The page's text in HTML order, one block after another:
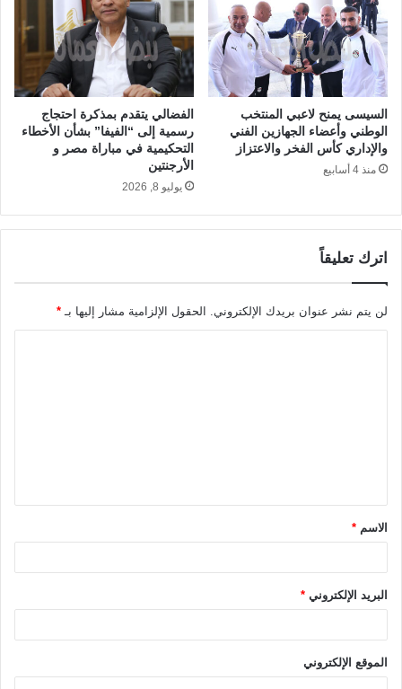
السيسى يمنح لاعبي المنتخب
الوطني وأعضاء الجهازين الفني
والإداري كأس الفخر والاعتزاز
منذ 4 أسابيع
الفضالي يتقدم بمذكرة احتجاج
رسمية إلى “الفيفا” بشأن الأخطاء
التحكيمية في مباراة مصر و
الأرجنتين
يوليو 8, 2026
اترك تعليقاً
لن يتم نشر عنوان بريدك الإلكتروني. الحقول الإلزامية مشار إليها بـ *
ق
*الاسم *
البريد الإلكتروني *
الموقع الإلكتروني